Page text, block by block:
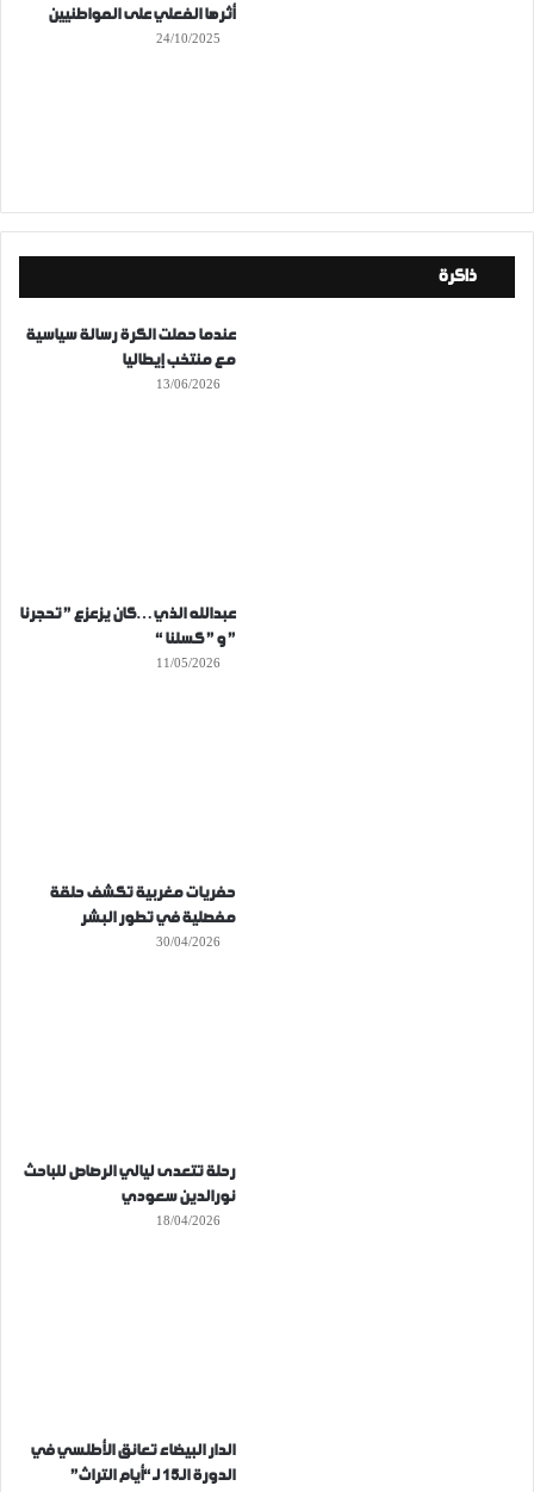
أثرها الفعلي على المواطنيين
24/10/2025
ذاكرة
عندما حملت الكرة رسالة سياسية
مع منتخب إيطاليا
13/06/2026
عبدالله الذي…كان يزعزع ” تحجرنا
” و ” كسلنا “
11/05/2026
حفريات مغربية تكشف حلقة
مفصلية في تطور البشر
30/04/2026
رحلة تتعدى ليالي الرصاص للباحث
نورالدين سعودي
18/04/2026
الدار البيضاء تعانق الأطلسي في
الدورة الـ15 لـ “أيام التراث”